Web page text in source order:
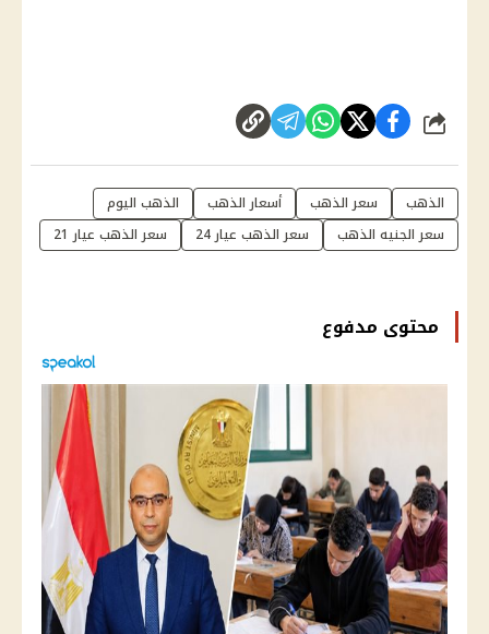
شارك
الذهب سعر الذهب أسعار الذهب
الذهب اليوم
سعر الجنيه الذهب
سعر الذهب عيار 24 سعر الذهب عيار 21
محتوى مدفوع